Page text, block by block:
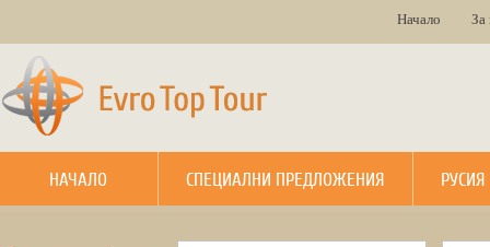
Начало За
НАЧАЛО СПЕЦИАЛНИ ПРЕДЛОЖЕНИЯ РУСИЯ